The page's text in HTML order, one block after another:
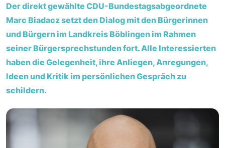
Der direkt gewählte CDU-Bundestagsabgeordnete
Marc Biadacz setzt den Dialog mit den Bürgerinnen
und Bürgern im Landkreis Böblingen im Rahmen
seiner Bürgersprechstunden fort. Alle Interessierten
haben die Gelegenheit, ihre Anliegen, Anregungen,
Ideen und Kritik im persönlichen Gespräch zu
schildern.